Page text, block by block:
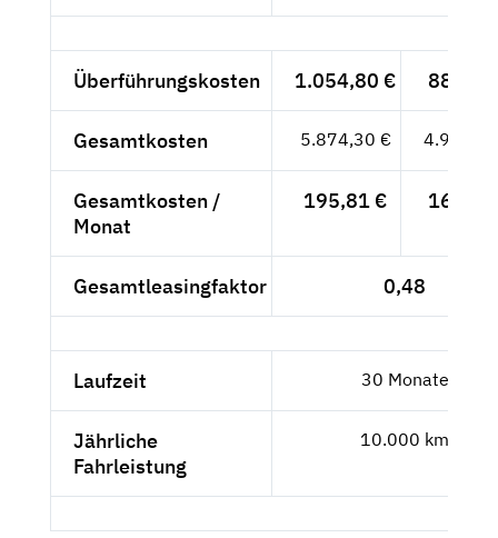
Überführungskosten 1.054,80 € 886,39
Gesamtkosten 5.874,30 €
Gesamtkosten /
Monat
195,81 € 164,55
Gesamtleasingfaktor 0,48
Laufzeit 30 Monate
Jährliche
Fahrleistung
10.000 km